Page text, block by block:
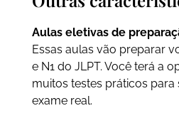
Aulas eletivas de
Essas aulas vão preparar
e N1 do JLPT. Você terá a
muitos testes práticos para
exame real.